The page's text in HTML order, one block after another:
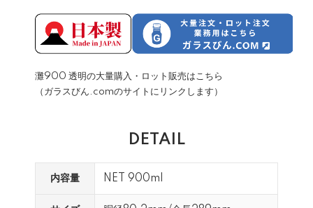
灘900 透明の大量購入・ロット販売はこちら
（ガラスびん.comのサイトにリンクします）
DETAIL
内容量 NET 900ml